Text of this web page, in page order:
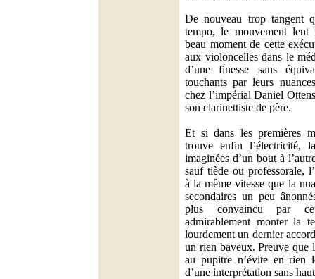
De nouveau trop tangent
tempo, le mouvement lent
beau moment de cette
aux violoncelles dans le
d’une finesse sans
touchants par leurs
chez l’impérial Daniel
son clarinettiste de père.
Et si dans les premières
trouve enfin l’électricité,
imaginées d’un bout à
sauf tiède ou professorale,
à la même vitesse que la
secondaires un peu
plus convaincu par
admirablement monter la
lourdement un dernier
un rien baveux. Preuve que
au pupitre n’évite en rien
d’une interprétation sans